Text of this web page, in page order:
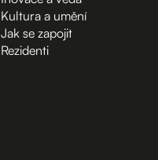
Kultura a umění
Jak se zapojit
Rezidenti